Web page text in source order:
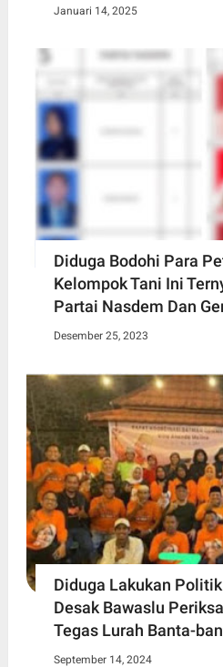
Januari 14, 2025
Diduga Bodohi Para
Kelompok Tani Ini
Partai Nasdem Dan
Desember 25, 2023
Diduga Lakukan
Desak Bawaslu
Tegas Lurah Banta-
September 14, 2024